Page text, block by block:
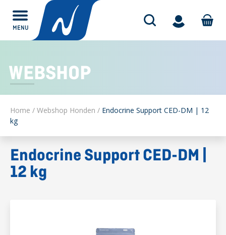
MENU
WEBSHOP
Home / Webshop Honden / Endocrine Support CED-DM | 12
kg
Endocrine Support CED-DM |
12 kg